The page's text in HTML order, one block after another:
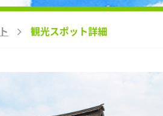
観光スポット詳細